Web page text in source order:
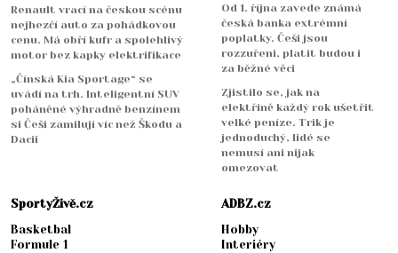
Renault vrací na českou scénu
nejhezčí auto za pohádkovou
cenu. Má obří kufr a spolehlivý
motor bez kapky elektrifikace
„Čínská Kia Sportage“ se
uvádí na trh. Inteligentní SUV
poháněné výhradně benzínem
si Češi zamilují víc než Škodu a
Dacii
Od 1. října zavede známá
česká banka extrémní
poplatky. Češi jsou
rozzuřeni, platit budou i
za běžné věci
Zjistilo se, jak na
elektřině každý rok ušetřit
velké peníze. Trik je
jednoduchý, lidé se
nemusí ani nijak
omezovat
SportyŽivě.cz
Basketbal
Formule 1
ADBZ.cz
Hobby
Interiéry